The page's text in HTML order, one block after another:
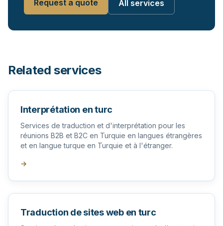
Request a quote All services
Related services
Interprétation en turc
Services de traduction et d'interprétation pour les
réunions B2B et B2C en Turquie en langues étrangères
et en langue turque en Turquie et à l'étranger.
→
Traduction de sites web en turc